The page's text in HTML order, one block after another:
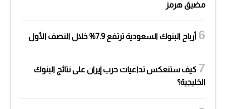
مضيق هرمز
أرباح البنوك السعودية ترتفع 7.9% خلال النصف الأول
كيف ستنعكس تداعيات حرب إيران على نتائج البنوك
الخليجية؟